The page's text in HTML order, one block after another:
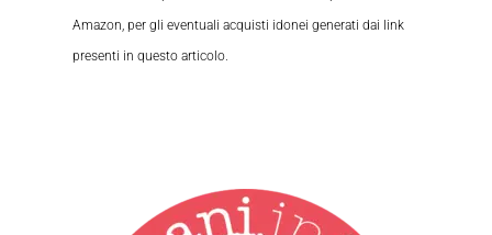
Amazon, per gli eventuali acquisti idonei generati dai link
presenti in questo articolo.